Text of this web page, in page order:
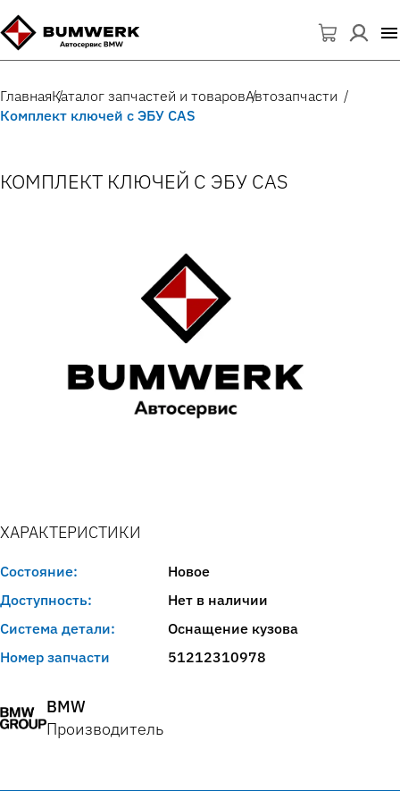
ГлавнаяКаталог запчастей и товаровАвтозапчасти
Комплект ключей с ЭБУ CAS
КОМПЛЕКТ КЛЮЧЕЙ С ЭБУ CAS
ХАРАКТЕРИСТИКИ
Состояние:
Новое
Доступность:
Нет в наличии
Система детали:
Оснащение кузова
Номер запчасти
51212310978
BMW
Производитель